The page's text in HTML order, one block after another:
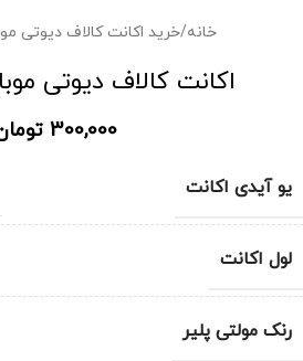
خانه/خرید اکانت کالاف دیوتی
اکانت کالاف دیوتی موبایل
300,000
یو آیدی اکانت
لول اکانت
رنک مولتی پلیر